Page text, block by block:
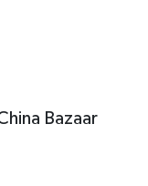
Bazaar